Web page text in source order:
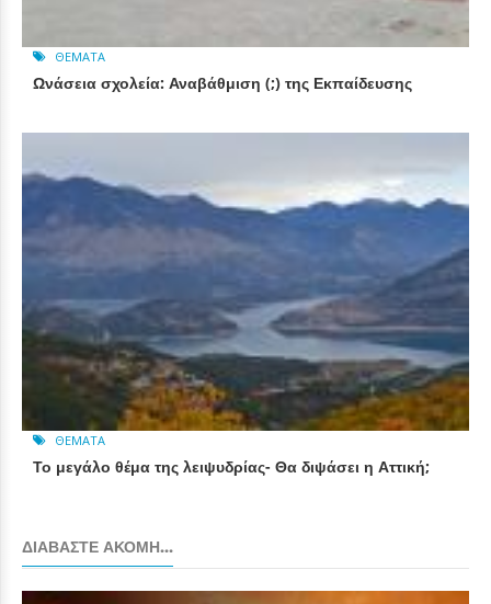
ΘΈΜΑΤΑ
Ωνάσεια σχολεία: Αναβάθμιση (;) της Εκπαίδευσης
ΘΈΜΑΤΑ
Το μεγάλο θέμα της λειψυδρίας- Θα διψάσει η Αττική;
ΔΙΑΒΆΣΤΕ ΑΚΌΜΗ...